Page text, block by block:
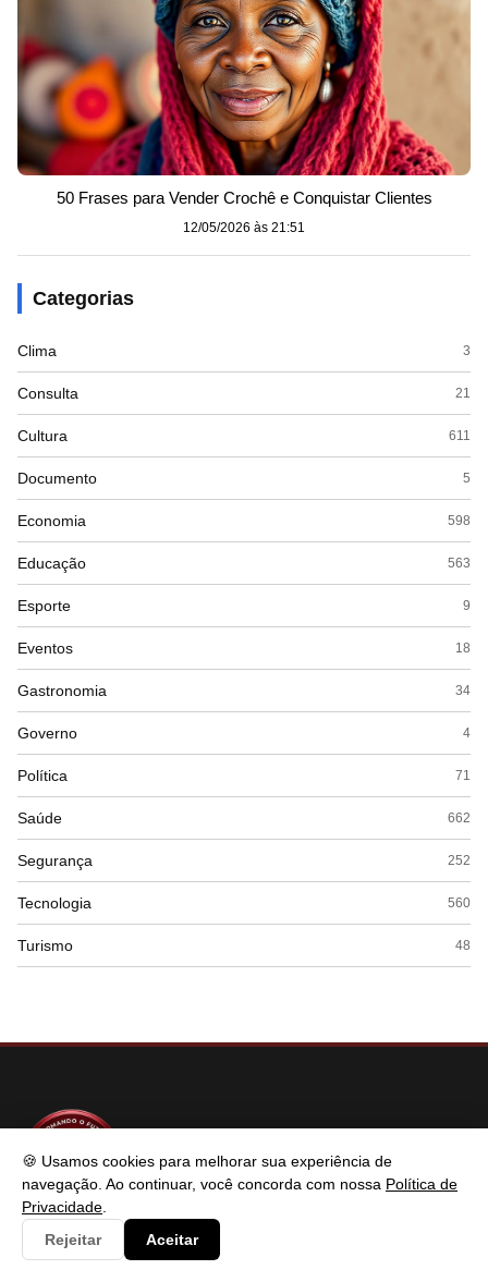
🍪 Usamos cookies para melhorar sua experiência de
navegação. Ao continuar, você concorda com nossa Política de
Privacidade
Rejeitar
Aceitar
50 Frases para Vender Crochê e Conquistar Clientes
12/05/2026 às 21:51
Categorias
Clima 3
Consulta 21
Cultura 611
Documento 5
Economia 598
Educação 563
Esporte 9
Eventos 18
Gastronomia 34
Governo 4
Política 71
Saúde 662
Segurança 252
Tecnologia 560
Turismo 48
SABER TECNOLOGIAS